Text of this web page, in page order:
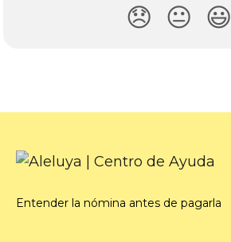
😞 😐 😃
Entender la nómina antes de pagarla